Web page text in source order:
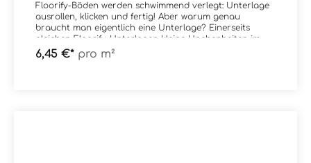
Floorify-Böden werden schwimmend verlegt: Unterlage
ausrollen, klicken und fertig! Aber warum genau
braucht man eigentlich eine Unterlage? Einerseits
gleichen Floorify-Unterlagen kleine Unebenheiten im
Untergrund aus, so, dass Sie eine ebene, flache, Basis
für Ihre Planken oder Fliesen erhalten. Andererseits
6,45 €* pro m²